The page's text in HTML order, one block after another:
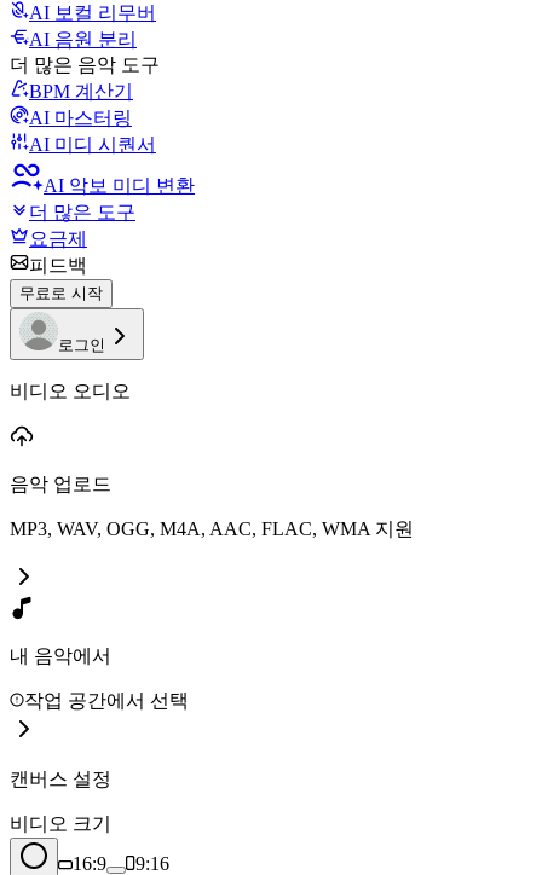
AI 보컬 리무버
AI 음원 분리
더 많은 음악 도구
BPM 계산기
AI 마스터링
AI 미디 시퀀서
AI 악보 미디 변환
더 많은 도구
요금제
피드백
무료로 시작
로그인
비디오 오디오
음악 업로드
MP3, WAV, OGG, M4A, AAC, FLAC, WMA 지원
내 음악에서
작업 공간에서 선택
캔버스 설정
비디오 크기
16:9
9:16